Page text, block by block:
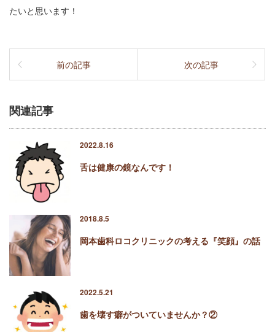
たいと思います！
前の記事 次の記事
関連記事
2022.8.16
舌は健康の鏡なんです！
2018.8.5
岡本歯科ロコクリニックの考える『笑顔』の話
2022.5.21
歯を壊す癖がついていませんか？②